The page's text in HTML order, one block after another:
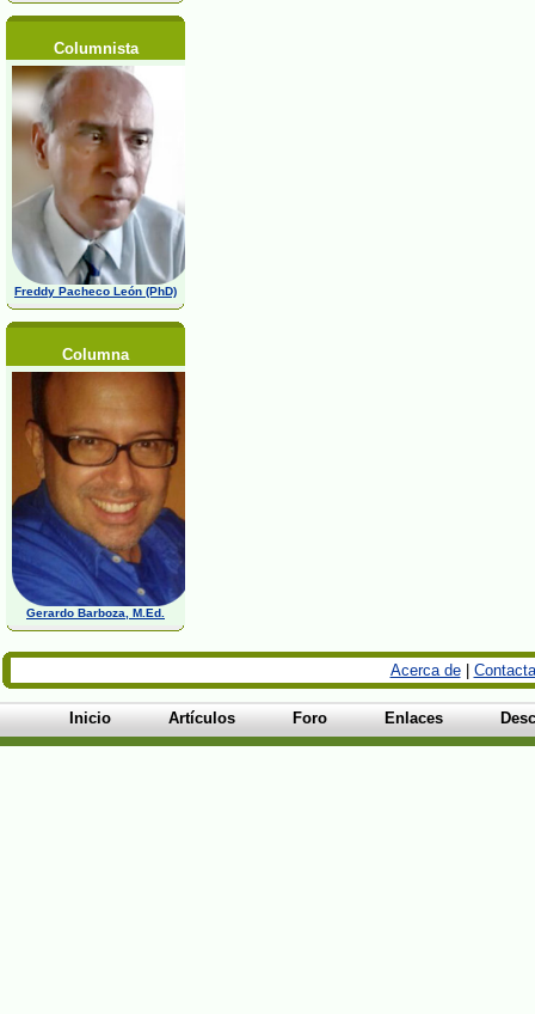
Columnista
Freddy Pacheco León (PhD)
Columna
Gerardo Barboza, M.Ed.
Acerca de|
Inicio Artículos Foro Enlaces